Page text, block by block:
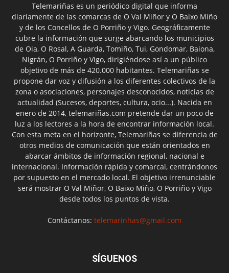
Telemariñas es un periódico digital que informa
diariamente de las comarcas de O Val Miñor y O Baixo Miño
y de los Concellos de O Porriño y Vigo. Geográficamente
cubre la información que surge abarcando los municipios
de Oia, O Rosal, A Guarda, Tomiño, Tui, Gondomar, Baiona,
Nigrán, O Porriño y Vigo, dirigiéndose así a un público
objetivo de más de 420.000 habitantes. Telemariñas se
propone dar voz y difusión a los diferentes colectivos de la
zona o asociaciones, personajes desconocidos, noticias de
actualidad (Sucesos, deportes, cultura, ocio...). Nacida en
enero de 2014, telemariñas.com pretende dar un poco de
luz a los lectores a la hora de encontrar información local.
Con esta meta en el horizonte, Telemariñas se diferencia de
otros medios de comunicación que están orientados en
abarcar ámbitos de información regional, nacional e
internacional. Información rápida y comarcal, centrándonos
por supuesto en el mercado local. El objetivo irrenunciable
será mostrar O Val Miñor, O Baixo Miño, O Porriño y Vigo
desde todos los puntos de vista.
Contáctanos: telemarinhas@gmail.com
SÍGUENOS